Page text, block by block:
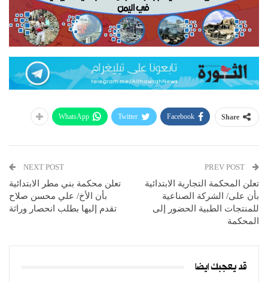
Share
Facebook
Twitter
WhatsApp
تعلن المحكمة التجارية الابتدائية
بأن على/ الشركة الصناعية
للمنتجات الطبية الحضور إلى
المحكمة
NEXT POST
تعلن محكمة بني مطر الابتدائية
بأن الأخ/ علي محسن صلاح
تقدم إليها بطلب انحصار وراثة
قد يعجبك ايضا